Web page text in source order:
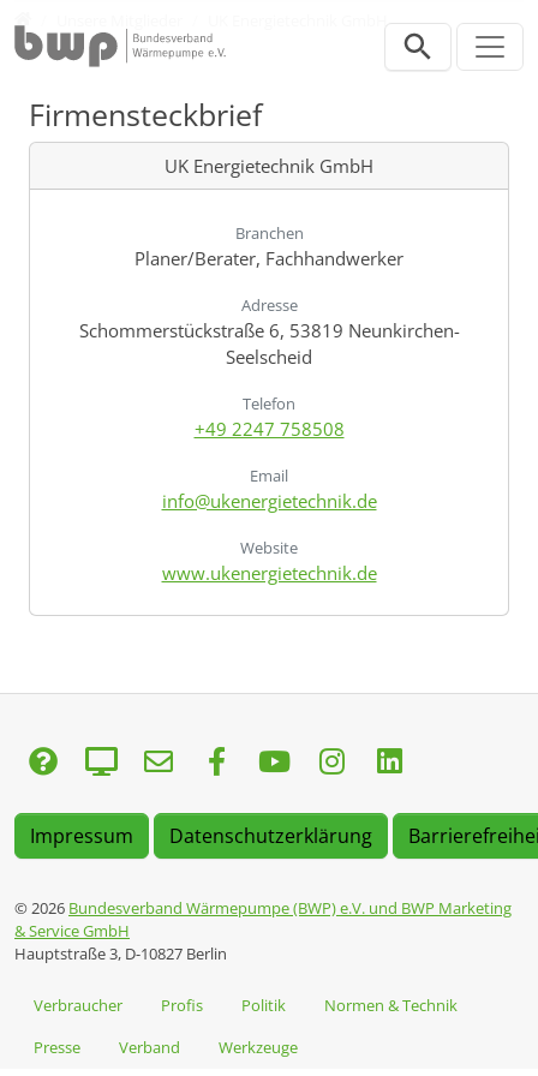
Firmensteckbrief
UK Energietechnik GmbH
Branchen
Planer/Berater, Fachhandwerker
Adresse
Schommerstückstraße 6, 53819 Neunkirchen-
Seelscheid
Telefon
+49 2247 758508
Email
info@ukenergietechnik.de
Website
www.ukenergietechnik.de
Impressum Datenschutzerklärung
© 2026 Bundesverband Wärmepumpe (BWP) e.V. und BWP Marketing
& Service GmbH
Hauptstraße 3, D-10827 Berlin
Verbraucher Profis Politik
Normen & Technik
Presse
Verband Werkzeuge